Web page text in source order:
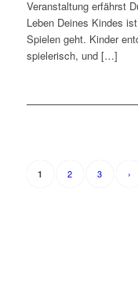
Veranstaltung erfährst
Leben Deines Kindes
Spielen geht. Kinder
spielerisch, und […]
1 2 3 ›